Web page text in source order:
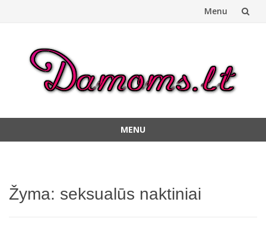
Menu
MENU
Žyma: seksualūs naktiniai